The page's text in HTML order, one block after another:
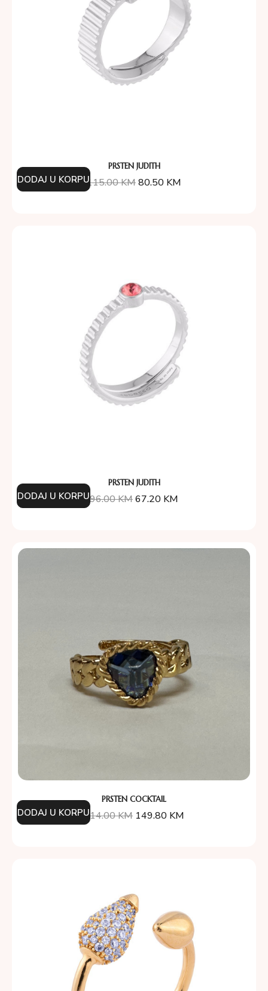
PRSTEN JUDITH
115.00KM80.50 KM
DODAJ U KORPU
PRSTEN JUDITH
96.00KM67.20 KM
DODAJ U KORPU
PRSTEN COCKTAIL
214.00KM 149.80 KM
DODAJ U KORPU